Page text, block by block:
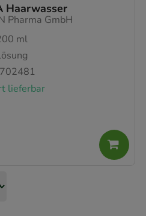
Haarwasser
Pharma GmbH
ml
lieferbar